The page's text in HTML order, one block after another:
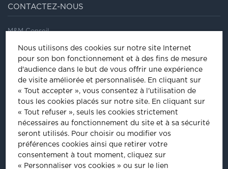
CONTACTEZ-NOUS
M&M Conseil
75007 Paris
:01 44 18 64 60
ÊTRE INVITÉ À NOS ÉVÈNEMENTS
Inscrivez-vous pour être informé de nos prochains évènements :
INSCRIPTION
PLUS D'INFORMATIONS
Nous utilisons des cookies sur notre site Internet
pour son bon fonctionnement et à des fins de mesure
d'audience dans le but de vous offrir une expérience
de visite améliorée et personnalisée. En cliquant sur
« Tout accepter », vous consentez à l'utilisation de
tous les cookies placés sur notre site. En cliquant sur
« Tout refuser », seuls les cookies strictement
nécessaires au fonctionnement du site et à sa sécurité
seront utilisés. Pour choisir ou modifier vos
préférences cookies ainsi que retirer votre
consentement à tout moment, cliquez sur
« Personnaliser vos cookies » ou sur le lien